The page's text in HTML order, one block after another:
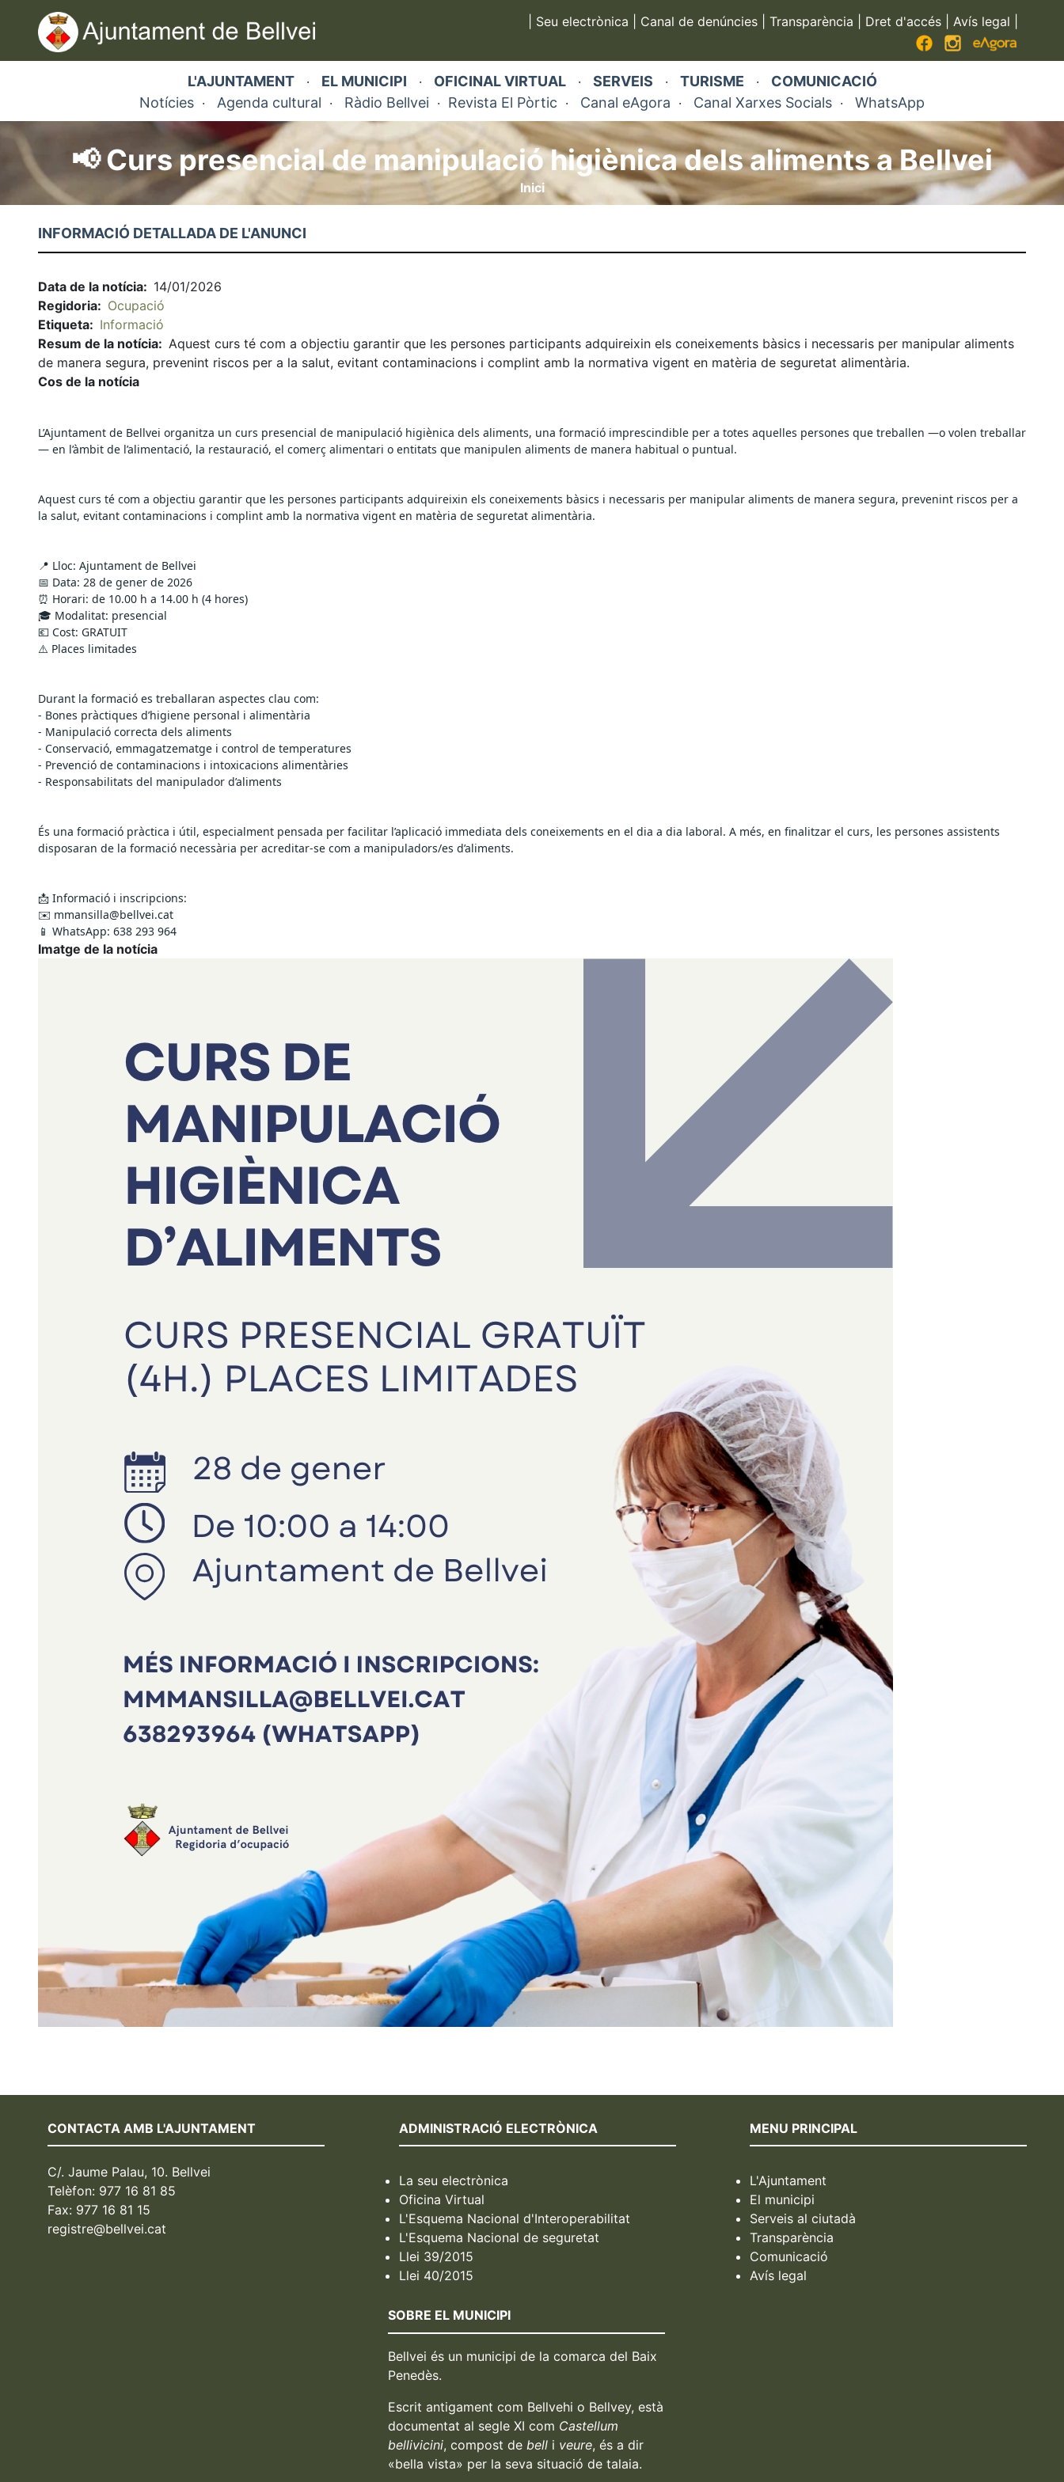
contingut
Seu electrònica Canal de denúncies Transparència Dret d'accés Avís legal
L'AJUNTAMENT· EL MUNICIPI · OFICINAL VIRTUAL· SERVEIS · TURISME · COMUNICACIÓ
Notícies · Agenda cultural · Ràdio Bellvei · Revista El Pòrtic · Canal eAgora · Canal Xarxes Socials · WhatsApp
📢 Curs presencial de manipulació higiènica dels aliments a Bellvei
Fil
d'ariadna
Inici
INFORMACIÓ DETALLADA DE L'ANUNCI
Data de la notícia
14/01/2026
Regidoria
Ocupació
Etiqueta
Informació
Resum de la notícia
Aquest curs té com a objectiu garantir que les persones participants adquireixin els coneixements bàsics i necessaris per manipular aliments
de manera segura, prevenint riscos per a la salut, evitant contaminacions i complint amb la normativa vigent en matèria de seguretat alimentària.
Cos de la notícia
L’Ajuntament de Bellvei organitza un curs presencial de manipulació higiènica dels aliments, una formació imprescindible per a totes aquelles persones que treballen —o volen treballar
— en l’àmbit de l’alimentació, la restauració, el comerç alimentari o entitats que manipulen aliments de manera habitual o puntual.
Aquest curs té com a objectiu garantir que les persones participants adquireixin els coneixements bàsics i necessaris per manipular aliments de manera segura, prevenint riscos per a
la salut, evitant contaminacions i complint amb la normativa vigent en matèria de seguretat alimentària.
📍 Lloc: Ajuntament de Bellvei
📅 Data: 28 de gener de 2026
⏰ Horari: de 10.00 h a 14.00 h (4 hores)
🎓 Modalitat: presencial
💶 Cost: GRATUIT
⚠️ Places limitades
Durant la formació es treballaran aspectes clau com:
- Bones pràctiques d’higiene personal i alimentària
- Manipulació correcta dels aliments
- Conservació, emmagatzematge i control de temperatures
- Prevenció de contaminacions i intoxicacions alimentàries
- Responsabilitats del manipulador d’aliments
És una formació pràctica i útil, especialment pensada per facilitar l’aplicació immediata dels coneixements en el dia a dia laboral. A més, en finalitzar el curs, les persones assistents
disposaran de la formació necessària per acreditar-se com a manipuladors/es d’aliments.
📩 Informació i inscripcions:
✉️ mmansilla@bellvei.cat
📱 WhatsApp: 638 293 964
Imatge de la notícia
CONTACTA AMB L'AJUNTAMENT
C/. Jaume Palau, 10. Bellvei
Telèfon: 977 16 81 85
Fax: 977 16 81 15
registre@bellvei.cat
ADMINISTRACIÓ ELECTRÒNICA
La seu electrònica
Oficina Virtual
L'Esquema Nacional d'Interoperabilitat
L'Esquema Nacional de seguretat
Llei 39/2015
Llei 40/2015
MENU PRINCIPAL
L'Ajuntament
El municipi
Serveis al ciutadà
Transparència
Comunicació
Avís legal
SOBRE EL MUNICIPI
Bellvei és un municipi de la comarca del Baix
Penedès.
Escrit antigament com Bellvehi o Bellvey, està
documentat al segle XI com Castellum
bellivicini, compost de bell i veure, és a dir
«bella vista» per la seva situació de talaia.